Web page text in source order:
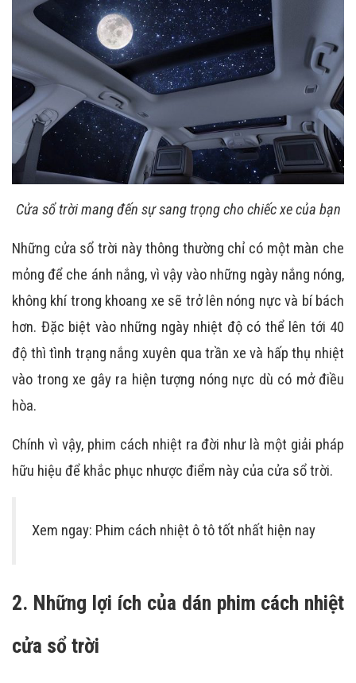
Cửa sổ trời mang đến sự sang trọng cho chiếc xe của bạn
Những cửa sổ trời này thông thường chỉ có một màn che
mỏng để che ánh nắng, vì vậy vào những ngày nắng nóng,
không khí trong khoang xe sẽ trở lên nóng nực và bí bách
hơn. Đặc biệt vào những ngày nhiệt độ có thể lên tới 40
độ thì tình trạng nắng xuyên qua trần xe và hấp thụ nhiệt
vào trong xe gây ra hiện tượng nóng nực dù có mở điều
hòa.
Chính vì vậy, phim cách nhiệt ra đời như là một giải pháp
hữu hiệu để khắc phục nhược điểm này của cửa sổ trời.
Xem ngay: Phim cách nhiệt ô tô tốt nhất hiện nay
2. Những lợi ích của dán phim cách nhiệt
cửa sổ trời